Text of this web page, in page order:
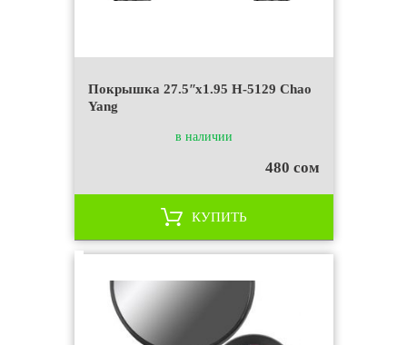
Покрышка 27.5ʺx1.95 H-5129 Chao
Yang
в наличии
480 сом
КУПИТЬ